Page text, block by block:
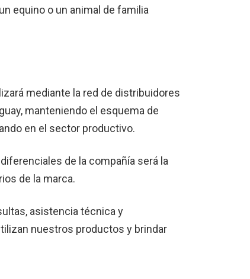
equino o un animal de familia
mediante la red de distribuidores
manteniendo el esquema de
en el sector productivo.
de la compañía será la
de la marca.
asistencia técnica y
nuestros productos y brindar